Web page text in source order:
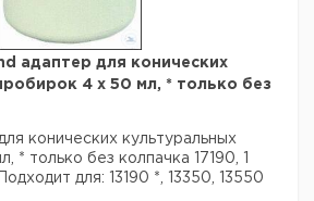
адаптер для конических
4 x 50 мл, * только без
конических культуральных
* только без колпачка 17190, 1
Подходит для: 13190 *, 13350, 13550